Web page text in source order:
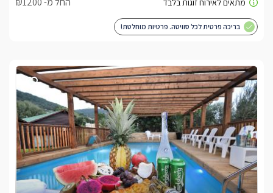
בריכה פרטית לכל סוויטה. פרטיות מוחלטת!